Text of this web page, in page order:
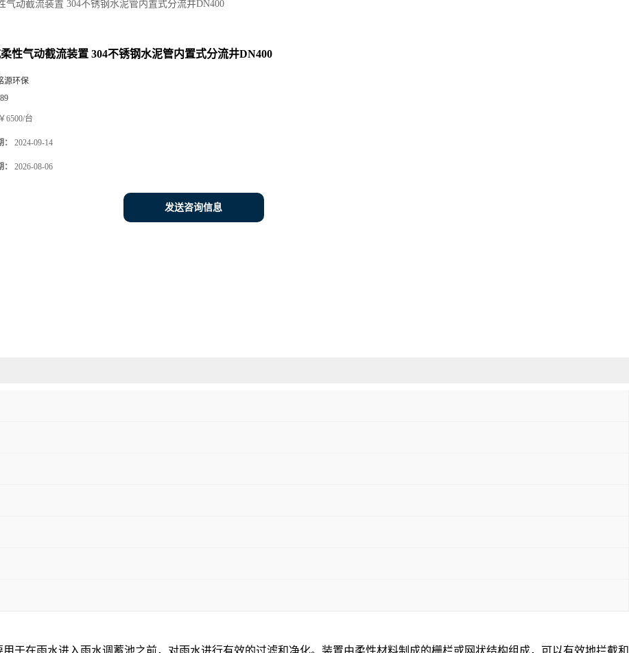
气动截流装置 304不锈钢水泥管内置式分流井DN400
性气动截流装置 304不锈钢水泥管内置式分流井DN400
源环保
￥6500/台
2024-09-14
2026-08-06
发送咨询信息
于在雨水进入雨水调蓄池之前，对雨水进行有效的过滤和净化。装置由柔性材料制成的栅栏或网状结构组成，可以有效地拦截和